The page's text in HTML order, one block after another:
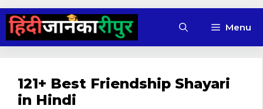
Skip
content
Menu
121+ Best Friendship Shayari
in Hindi